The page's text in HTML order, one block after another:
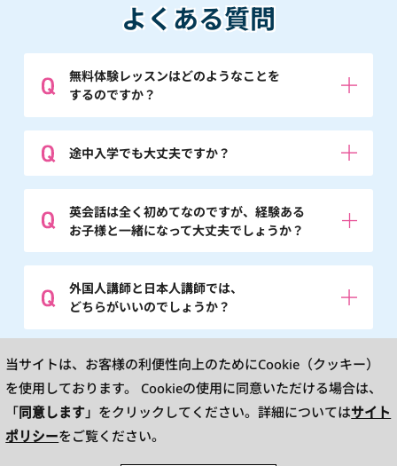
よくある質問
無料体験レッスンはどのようなことを
するのですか？
途中入学でも大丈夫ですか？
英会話は全く初めてなのですが、経験ある
お子様と一緒になって大丈夫でしょうか？
外国人講師と日本人講師では、
どちらがいいのでしょうか？
このコンテンツは、公益財団法人 日本英語検定協会の承認や推奨、その他の検
※L&R means LISTENING AND READING.TOEIC is a registered trademark of
Educational Testing Service(ETS). This website is not endorsed or approved
by ETS.
当サイトは、お客様の利便性向上のためにCookie（クッキー）
を使用しております。
Cookieの使用に同意いただける場合は、
「同意します 」をクリックしてください。詳細についてはサイト
ポリシーをご覧ください。